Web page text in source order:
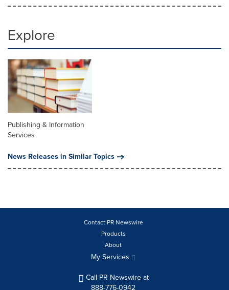
Explore
Publishing & Information
Services
News Releases in Similar Topics
Contact PR Newswire
Products
About
My Services
Call PR Newswire at
888-776-0942